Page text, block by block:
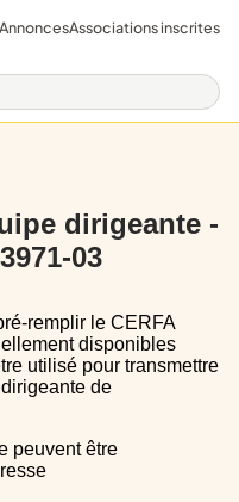
AnnoncesAssociations inscrites
dirigeante -
03
disponibles
utilisé pour transmettre
de